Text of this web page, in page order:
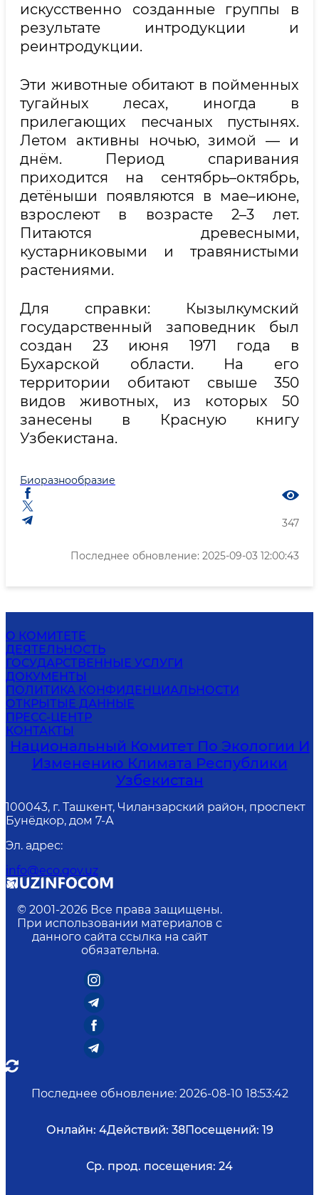
искусственно созданные группы в
результате интродукции и
реинтродукции.
Эти животные обитают в пойменных
тугайных лесах, иногда в
прилегающих песчаных пустынях.
Летом активны ночью, зимой — и
днём. Период спаривания
приходится на сентябрь–октябрь,
детёныши появляются в мае–июне,
взрослеют в возрасте 2–3 лет.
Питаются древесными,
кустарниковыми и травянистыми
растениями.
Для справки: Кызылкумский
государственный заповедник был
создан 23 июня 1971 года в
Бухарской области. На его
территории обитают свыше 350
видов животных, из которых 50
занесены в Красную книгу
Узбекистана.
Биоразнообразие
347
Последнее обновление: 2025-09-03 12:00:43
О КОМИТЕТЕ
ДЕЯТЕЛЬНОСТЬ
ГОСУДАРСТВЕННЫЕ УСЛУГИ
ДОКУМЕНТЫ
ПОЛИТИКА КОНФИДЕНЦИАЛЬНОСТИ
ОТКРЫТЫЕ ДАННЫЕ
ПРЕСС-ЦЕНТР
КОНТАКТЫ
Национальный Комитет По Экологии И
Изменению Климата Республики
Узбекистан
100043, г. Ташкент, Чиланзарский район, проспект
Бунёдкор, дом 7-А
Эл. адрес:
info@eco.gov.uz
© 2001-2026 Все права защищены.
При использовании материалов с
данного сайта ссылка на сайт
обязательна.
Последнее обновление: 2026-08-10 18:53:42
Онлайн: 4Действий: 38Посещений: 19
Ср. прод. посещения: 24